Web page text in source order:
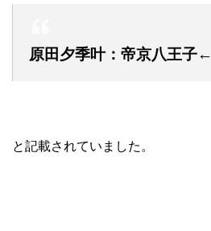
原田夕季叶：帝京八王子
と記載されていました。